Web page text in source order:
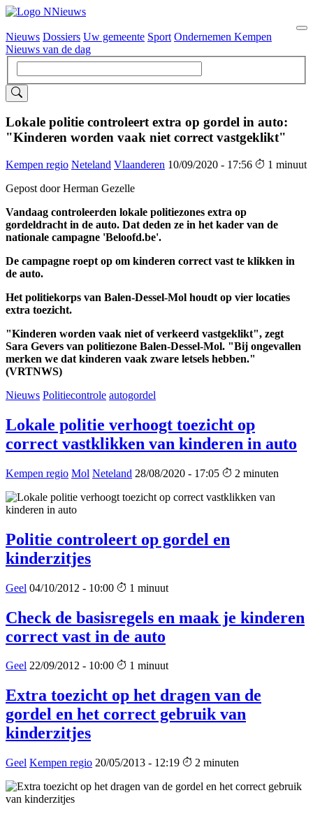
Hoofdnavigatie
Nieuws Dossiers Uw gemeente Sport Ondernemen Kempen
Nieuws van de dag
Lokale politie controleert extra op gordel in auto:
"Kinderen worden vaak niet correct vastgeklikt"
Kempen regio Neteland Vlaanderen 10/09/2020 - 17:56
1 minuut
Gepost door Herman Gezelle
Vandaag controleerden lokale politiezones extra op
gordeldracht in de auto. Dat deden ze in het kader van de
nationale campagne 'Beloofd.be'.
De campagne roept op om kinderen correct vast te klikken in
de auto.
Het politiekorps van Balen-Dessel-Mol houdt op vier locaties
extra toezicht.
"Kinderen worden vaak niet of verkeerd vastgeklikt", zegt
Sara Gevers van politiezone Balen-Dessel-Mol. "Bij ongevallen
merken we dat kinderen vaak zware letsels hebben."
(VRTNWS)
Nieuws Politiecontrole autogordel
Lokale politie verhoogt toezicht op
correct vastklikken van kinderen in auto
Kempen regio Mol Neteland 28/08/2020 - 17:05 2 minuten
Politie controleert op gordel en
kinderzitjes
Geel 04/10/2012 - 10:00 1 minuut
Check de basisregels en maak je kinderen
correct vast in de auto
Geel 22/09/2012 - 10:00 1 minuut
Extra toezicht op het dragen van de
gordel en het correct gebruik van
kinderzitjes
Geel Kempen regio 20/05/2013 - 12:19 2 minuten